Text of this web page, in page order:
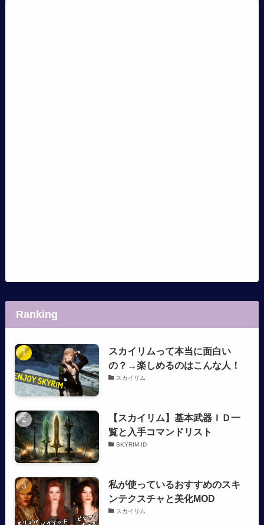
Ranking
スカイリムって本当に面白い
の？→楽しめるのはこんな人！
スカイリム
【スカイリム】基本武器ＩＤ一
覧と入手コマンドリスト
SKYRIM-ID
私が使っているおすすめのスキ
ンテクスチャと美化MOD
スカイリム